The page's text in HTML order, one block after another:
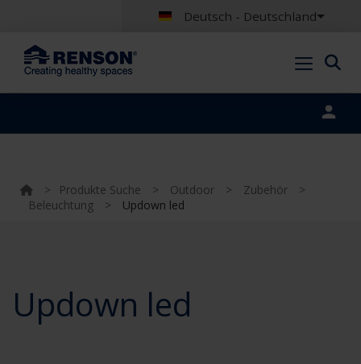
Deutsch - Deutschland
> Produkte Suche > Outdoor > Zubehör
>
Beleuchtung
> Updown led
Updown led